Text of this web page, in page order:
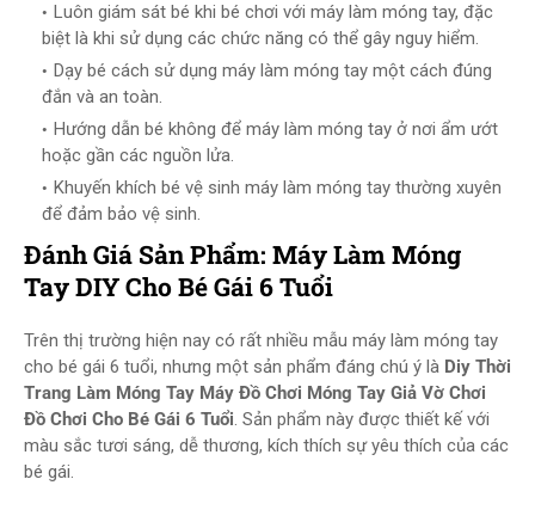
Luôn giám sát bé khi bé chơi với máy làm móng tay, đặc
biệt là khi sử dụng các chức năng có thể gây nguy hiểm.
Dạy bé cách sử dụng máy làm móng tay một cách đúng
đắn và an toàn.
Hướng dẫn bé không để máy làm móng tay ở nơi ẩm ướt
hoặc gần các nguồn lửa.
Khuyến khích bé vệ sinh máy làm móng tay thường xuyên
để đảm bảo vệ sinh.
Đánh Giá Sản Phẩm: Máy Làm Móng
Tay DIY Cho Bé Gái 6 Tuổi
Trên thị trường hiện nay có rất nhiều mẫu máy làm móng tay
cho bé gái 6 tuổi, nhưng một sản phẩm đáng chú ý là Diy Thời
Trang Làm Móng Tay Máy Đồ Chơi Móng Tay Giả Vờ Chơi
Đồ Chơi Cho Bé Gái 6 Tuổi. Sản phẩm này được thiết kế với
màu sắc tươi sáng, dễ thương, kích thích sự yêu thích của các
bé gái.